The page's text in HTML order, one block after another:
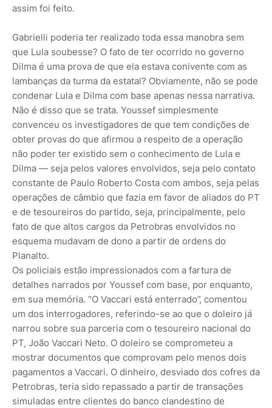
assim foi feito.
Gabrielli poderia ter realizado toda essa manobra sem
que Lula soubesse? O fato de ter ocorrido no governo
Dilma é uma prova de que ela estava conivente com as
lambanças da turma da estatal? Obviamente, não se pode
condenar Lula e Dilma com base apenas nessa narrativa.
Não é disso que se trata. Youssef simplesmente
convenceu os investigadores de que tem condições de
obter provas do que afirmou a respeito de a operação
não poder ter existido sem o conhecimento de Lula e
Dilma — seja pelos valores envolvidos, seja pelo contato
constante de Paulo Roberto Costa com ambos, seja pelas
operações de câmbio que fazia em favor de aliados do PT
e de tesoureiros do partido, seja, principalmente, pelo
fato de que altos cargos da Petrobras envolvidos no
esquema mudavam de dono a partir de ordens do
Planalto.
Os policiais estão impressionados com a fartura de
detalhes narrados por Youssef com base, por enquanto,
em sua memória. “O Vaccari está enterrado”, comentou
um dos interrogadores, referindo-se ao que o do­leiro já
narrou sobre sua parceria com o tesoureiro nacional do
PT, João Vaccari Neto. O doleiro se comprometeu a
mostrar documentos que comprovam pelo menos dois
pagamentos a Vaccari. O dinheiro, desviado dos cofres da
Petrobras, teria sido repassado a partir de transações
simuladas entre clientes do banco clandestino de